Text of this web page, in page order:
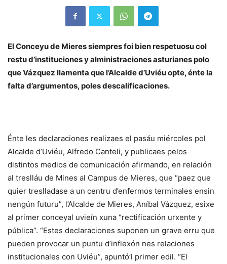
El Conceyu de Mieres siempres foi bien respetuosu col
restu d’instituciones y alministraciones asturianes polo
que Vázquez llamenta que l’Alcalde d’Uviéu opte, énte la
falta d’argumentos, poles descalificaciones.
Énte les declaraciones realizaes el pasáu miércoles pol
Alcalde d’Uviéu, Alfredo Canteli, y publicaes pelos
distintos medios de comunicación afirmando, en relación
al treslláu de Mines al Campus de Mieres, que “paez que
quier treslladase a un centru d’enfermos terminales ensin
nengún futuru”, l’Alcalde de Mieres, Aníbal Vázquez, esixe
al primer conceyal uvieín xuna “rectificación urxente y
pública”. “Estes declaraciones suponen un grave erru que
pueden provocar un puntu d’inflexón nes relaciones
institucionales con Uviéu”, apuntó’l primer edil. “El